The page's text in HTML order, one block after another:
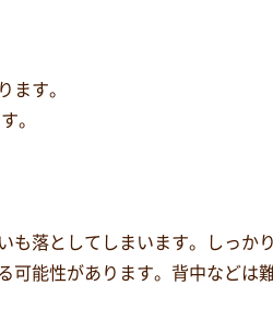
ます。
。
落としてしまいます。しっか
能性があります。背中などは